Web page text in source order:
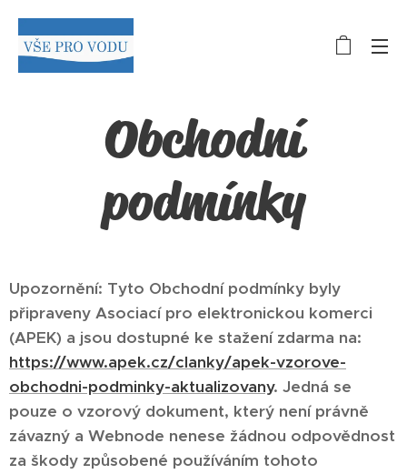
Obchodní
podmínky
Upozornění: Tyto Obchodní podmínky byly
připraveny Asociací pro elektronickou komerci
(APEK) a jsou dostupné ke stažení zdarma na:
https://www.apek.cz/clanky/apek-vzorove-
obchodni-podminky-aktualizovany. Jedná se
pouze o vzorový dokument, který není právně
závazný a Webnode nenese žádnou odpovědnost
za škody způsobené používáním tohoto